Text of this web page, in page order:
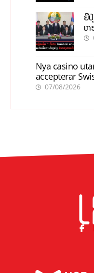
ຍີ່
ເ
ກາ
Nya casino
accepterar
07/08/2026